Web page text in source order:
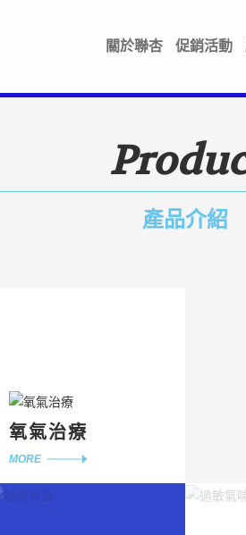
關於聯杏 促銷活動
產品介紹
氧氣治療
MORE